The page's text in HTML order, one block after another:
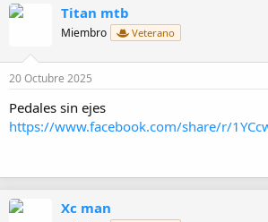
n
e
:
Titan mtb
Miembro Veterano
20 Octubre 2025
Pedales sin ejes
https://www.facebook.com/share/r/
Xc man